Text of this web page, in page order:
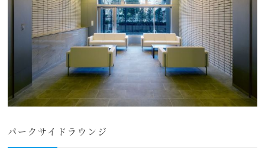
パークサイドラウンジ